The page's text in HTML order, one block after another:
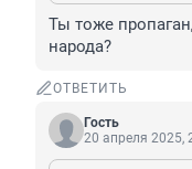
Ты тоже
народа?
ОТВЕТИТЬ
Гость
20 апреля 2025,